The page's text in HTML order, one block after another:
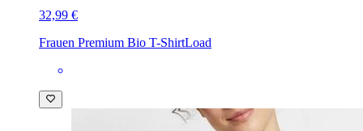
32,99 €
Frauen Premium Bio T-ShirtLoad